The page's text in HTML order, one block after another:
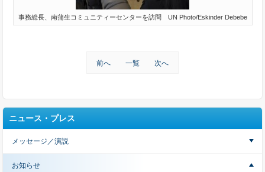
事務総長、南蒲生コミュニティーセンターを訪問 UN Photo/Eskinder Debebe
前へ 一覧 次へ
ニュース・プレス
メッセージ／演説
お知らせ